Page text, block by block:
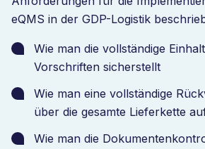
eQMS in der GDP-Logistik
Wie man die vollständige
Vorschriften sicherstellt
Wie man eine vollständige
über die gesamte Lieferkette
Wie man die